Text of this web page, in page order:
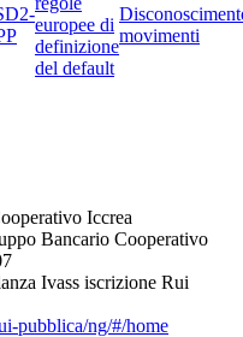
europee di
definizione
del default
movimenti
Iccrea
Bancario Cooperativo
Ivass iscrizione Rui
pubblica/ng/#/home